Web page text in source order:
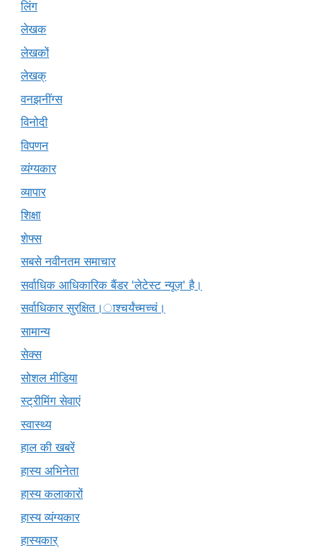
लिंग
लेखक
लेखकों
लेखक्
वनझनींग्स
विनोदी
विपणन
व्यंग्यकार
व्यापार
शिक्षा
शेफ्स
सबसे नवीनतम समाचार
सर्वाधिक आधिकारिक बैंडर 'लेटेस्ट न्यूज़' है।
सर्वाधिकार सुरक्षित।ाश्चर्यंच्मच्चं।
सामान्य
सेक्स
सोशल मीडिया
स्ट्रीमिंग सेवाएं
स्वास्थ्य
हाल की खबरें
हास्य अभिनेता
हास्य कलाकारों
हास्य व्यंग्यकार
हास्यकार्